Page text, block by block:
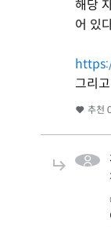
해당
어 있
그리
추천